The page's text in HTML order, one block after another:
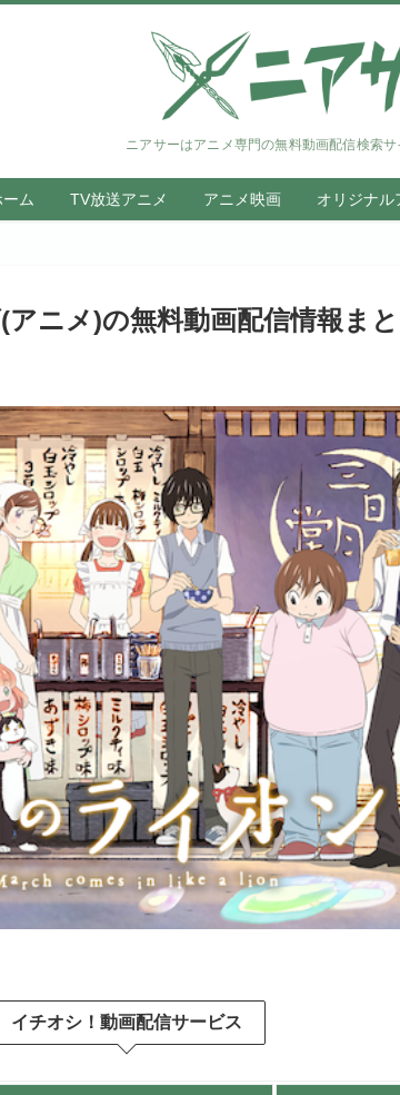
ニアサーはアニメ専門の無料動画配信検索サ
ーム TV放送アニメ アニメ映画 オリジナル
ニメ)の無料動画配信情報ま
イチオシ！動画配信サービス